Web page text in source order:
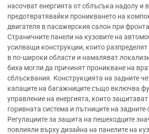
насочват енергията от сблъсъка надолу и
предотвратявайки проникването на
двигателя в пасажерския салон при
Страничните панели на кузовите на
усилващи конструкции, които разпределят
в по-широки области и намаляват
биха могли да причинят проникване на
сблъсквания. Конструкцията на задните
капаците на багажниците също включва
управление на енергията, които
горивната система и пътниците на задните
Регулациите за защита на пешеходците
повлияли върху дизайна на панелите на